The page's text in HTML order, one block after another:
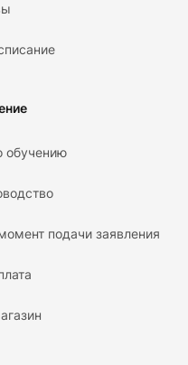
обучению
подачи заявления